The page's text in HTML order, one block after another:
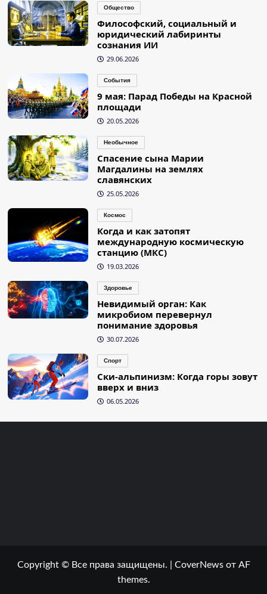
Общество
Философский, социальный и
юридический лабиринты
сознания ИИ
29.06.2026
События
9 мая: Парад Победы на Красной
площади
20.05.2026
Необычное
Спасение сына Марии
Магдалины на землях
славянских
25.05.2026
Космос
Когда и как затопят
международную космическую
станцию (МКС)
19.03.2026
Здоровье
Невидимый орган: Как
микробиом перевернул
понимание здоровья
30.07.2026
Спорт
Ски-альпинизм: Когда горы зовут
вверх и вниз
06.05.2026
Copyright © Все права защищены. CoverNewsот AF
themes.